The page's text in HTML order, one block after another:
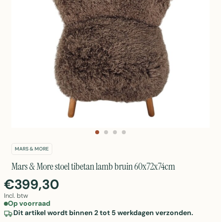
MARS & MORE
Mars & More stoel tibetan lamb bruin 60x72x74cm
€399,30
Incl. btw
Op voorraad
Dit artikel wordt binnen 2 tot 5 werkdagen verzonden.